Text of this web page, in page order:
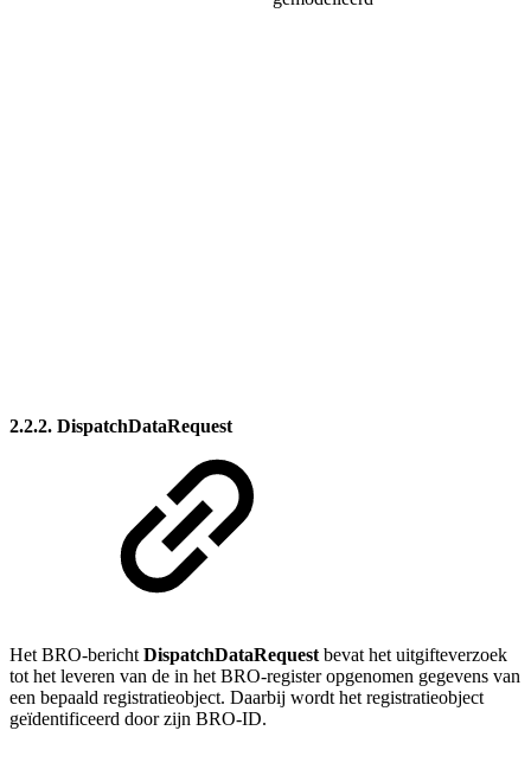
2.2.2. DispatchDataRequest
Het BRO-berichtDispatchDataRequestbevat het uitgifteverzoek
tot het leveren van de in het BRO-register opgenomen gegevens van
een bepaald registratieobject. Daarbij wordt het registratieobject
geïdentificeerd door zijn BRO-ID.